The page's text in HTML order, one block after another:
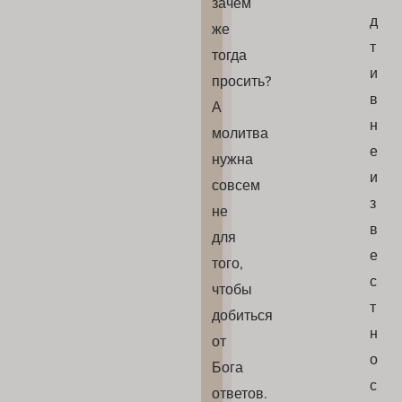
же
тогда
просить?
А
молитва
нужна
совсем
не
для
того,
чтобы
добиться
от
Бога
ответов.
д
т
и
в
н
е
и
з
в
е
с
т
н
о
с